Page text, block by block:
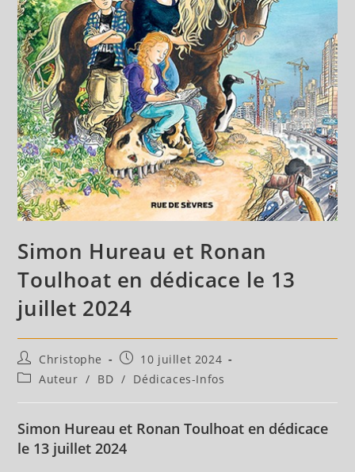
Simon Hureau et Ronan
Toulhoat en dédicace le 13
juillet 2024
Auteur/autrice
de
publication :
Christophe
Publication
publiée :
10 juillet 2024
PostAuteur / BD / Dédicaces-Infos
Simon Hureau et Ronan Toulhoat en dédicace
le 13 juillet 2024